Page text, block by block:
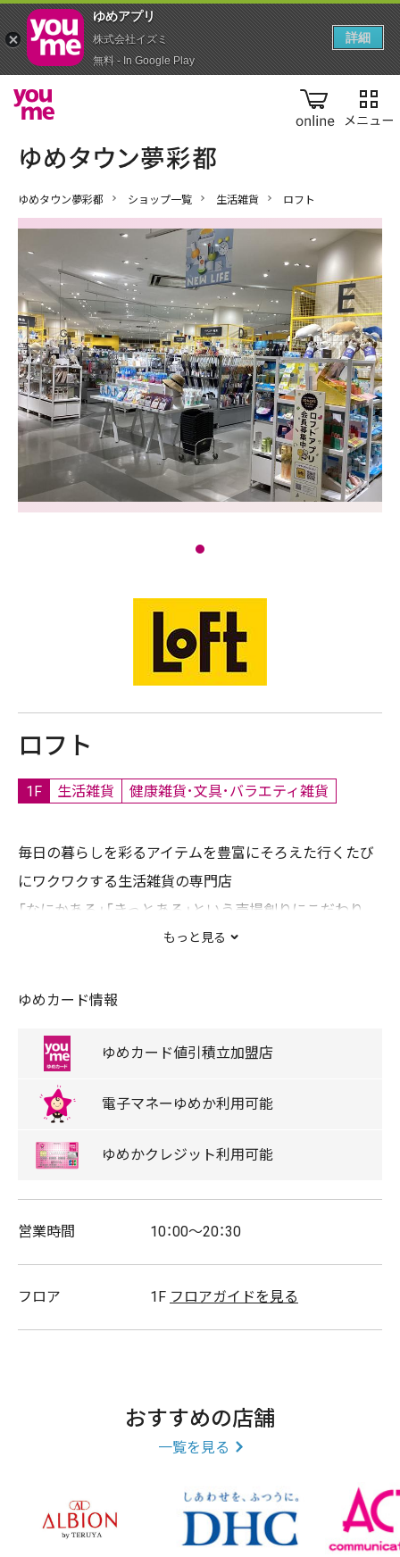
online
ゆめタウン夢彩都 ショップ一覧 生活雑貨 ロフト
ロフト
1F 生活雑貨 健康雑貨･文具･バラエティ雑貨
毎日の暮らしを彩るアイテムを豊富にそろえた行くたび
にワクワクする生活雑貨の専門店
「なにかある」「きっとある」という売場創りにこだわり、
「用事がなくてもロフトに行けば何か新しいコトやモノに
そういったお客様の期待に応える店創りを心掛けていま
もっと見る
ゆめカード情報
ゆめカード値引積立加盟店
電子マネー ゆめか利用可能
ゆめかクレジット利用可能
営業時間 10：00～20：30
フロア 1F フロアガイドを見る
おすすめの店舗
一覧を見る
ゆめアプ‪リ‬
株式会社イズミ
無料 - In Google Play
詳細